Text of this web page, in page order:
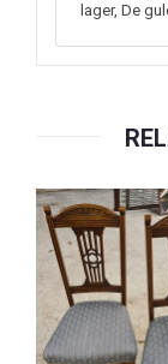
lager, De